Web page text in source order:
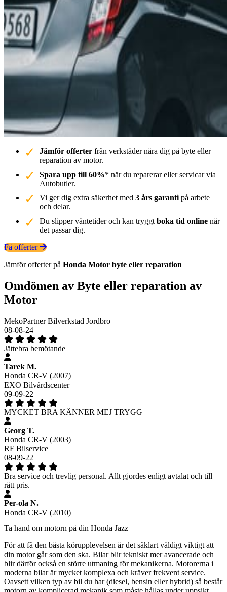
Jämför offerter från verkstäder nära dig på byte eller
reparation av motor.
Spara upp till 60%* när du reparerar eller servicar via
Autobutler.
Vi ger dig extra säkerhet med 3 års garanti på arbete
och delar.
Du slipper väntetider och kan tryggt boka tid online när
det passar dig.
Få offerter
Jämför offerter på Honda Motor byte eller reparation
Omdömen av Byte eller reparation av
Motor
MekoPartner Bilverkstad Jordbro
08-08-24
Jättebra bemötande
Tarek M.
Honda CR-V (2007)
EXO Bilvårdscenter
09-09-22
MYCKET BRA KÄNNER MEJ TRYGG
Georg T.
Honda CR-V (2003)
RF Bilservice
08-09-22
Bra service och trevlig personal. Allt gjordes enligt avtalat och till
rätt pris.
Per-ola N.
Honda CR-V (2010)
Ta hand om motorn på din Honda Jazz
För att få den bästa körupplevelsen är det såklart väldigt viktigt att
din motor går som den ska. Bilar blir tekniskt mer avancerade och
blir därför också en större utmaning för mekanikerna. Motorerna i
moderna bilar är mycket komplexa och kräver frekvent service.
Oavsett vilken typ av bil du har (diesel, bensin eller hybrid) så består